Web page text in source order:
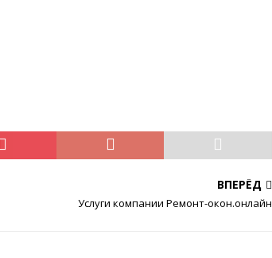
ВПЕРЁД
Услуги компании Ремонт-окон.онлайн